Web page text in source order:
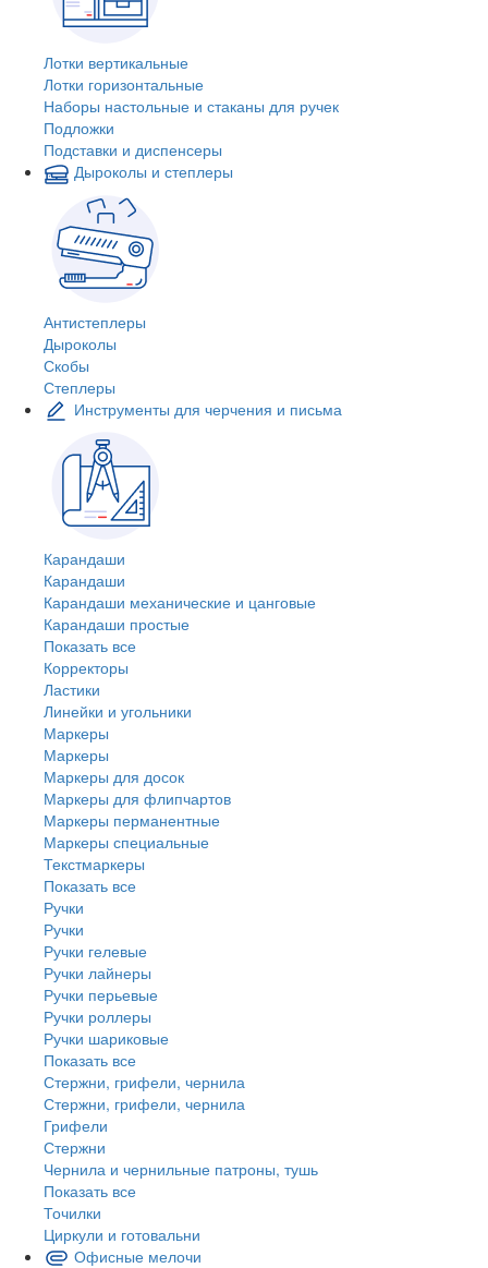
Лотки вертикальные
Лотки горизонтальные
Наборы настольные и стаканы для ручек
Подложки
Подставки и диспенсеры
Дыроколы и степлеры
Антистеплеры
Дыроколы
Скобы
Степлеры
Инструменты для черчения и письма
Карандаши
Карандаши
Карандаши механические и цанговые
Карандаши простые
Показать все
Корректоры
Ластики
Линейки и угольники
Маркеры
Маркеры
Маркеры для досок
Маркеры для флипчартов
Маркеры перманентные
Маркеры специальные
Текстмаркеры
Показать все
Ручки
Ручки
Ручки гелевые
Ручки лайнеры
Ручки перьевые
Ручки роллеры
Ручки шариковые
Показать все
Стержни, грифели, чернила
Стержни, грифели, чернила
Грифели
Стержни
Чернила и чернильные патроны, тушь
Показать все
Точилки
Циркули и готовальни
Офисные мелочи